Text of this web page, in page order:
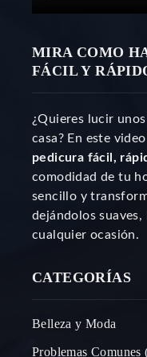
MIRA COMO
FÁCIL Y
¿Quieres lucir
casa? En este
pedicura fácil,
comodidad de tu
sencillo y
dejándolos
cualquier ocasión.
CATEGORÍAS
Belleza y Moda
Problemas